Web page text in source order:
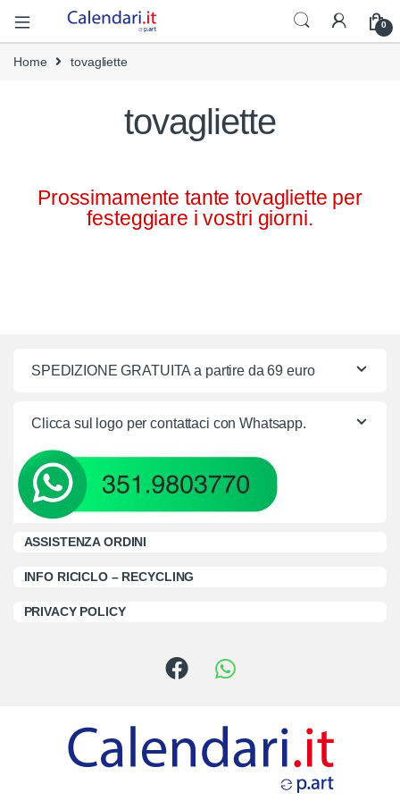
0
Home tovagliette
tovagliette
Prossimamente tante tovagliette per
festeggiare i vostri giorni.
SPEDIZIONE GRATUITA a partire da 69 euro
Clicca sul logo per contattaci con Whatsapp.
ASSISTENZA ORDINI
INFO RICICLO – RECYCLING
PRIVACY POLICY